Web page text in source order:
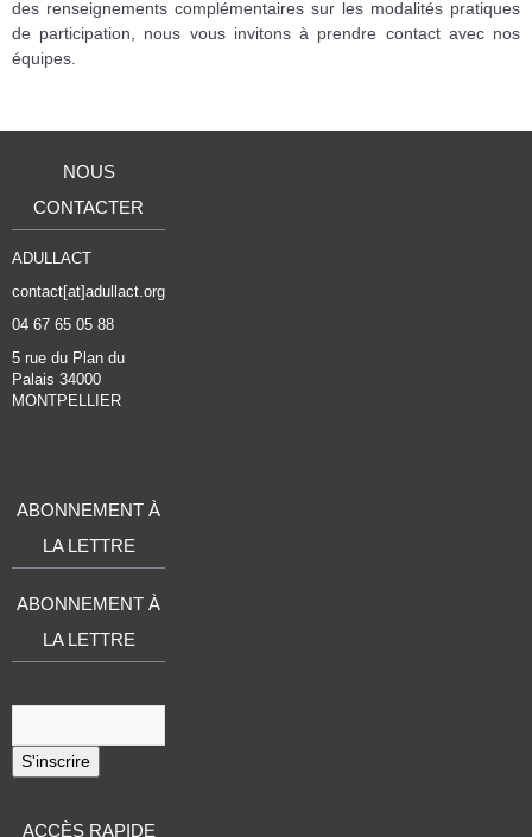
des renseignements complémentaires sur les modalités pratiques
de participation, nous vous invitons à prendre contact avec nos
équipes.
NOUS
CONTACTER
ADULLACT
contact[at]adullact.org
04 67 65 05 88
5 rue du Plan du
Palais 34000
MONTPELLIER
ABONNEMENT À
LA LETTRE
ABONNEMENT À
LA LETTRE
S'inscrire
ACCÈS RAPIDE